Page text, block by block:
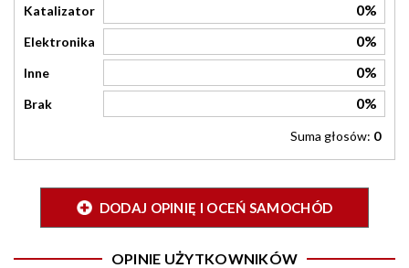
Katalizator 0%
Elektronika 0%
Inne 0%
Brak 0%
Suma głosów: 0
DODAJ OPINIĘ I OCEŃ SAMOCHÓD
OPINIE UŻYTKOWNIKÓW